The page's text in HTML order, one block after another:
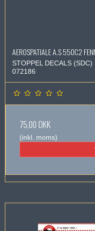
AEROSPATIALE A.S 550C2
STOPPEL DECALS (SDC)
072186
75,00 DKK
(inkl. moms)